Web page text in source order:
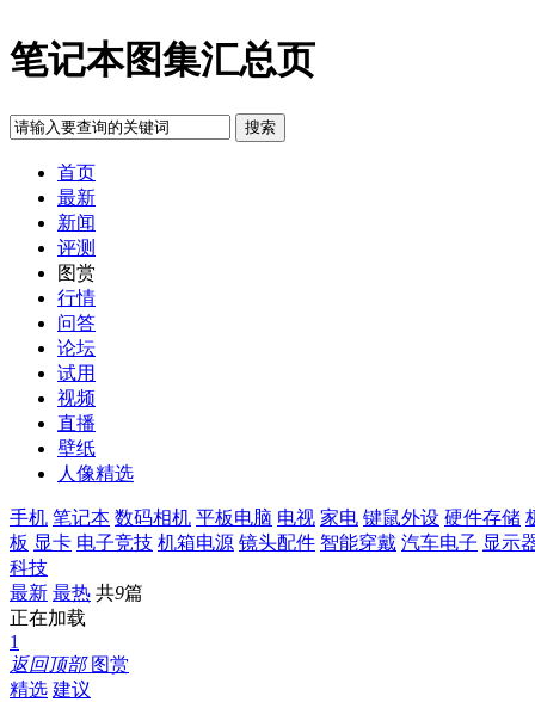
笔记本图集汇总页
首页
最新
新闻
评测
图赏
行情
问答
论坛
试用
视频
直播
壁纸
人像精选
手机 笔记本 数码相机 平板电脑 电视 家电 键鼠外设 硬件存储
板 显卡 电子竞技 机箱电源 镜头配件 智能穿戴 汽车电子 显示
科技
最新 最热 共9篇
正在加载
1
返回顶部 图赏
精选 建议